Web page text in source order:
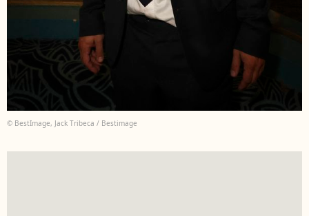
© BestImage, Jack Tribeca / Bestimage